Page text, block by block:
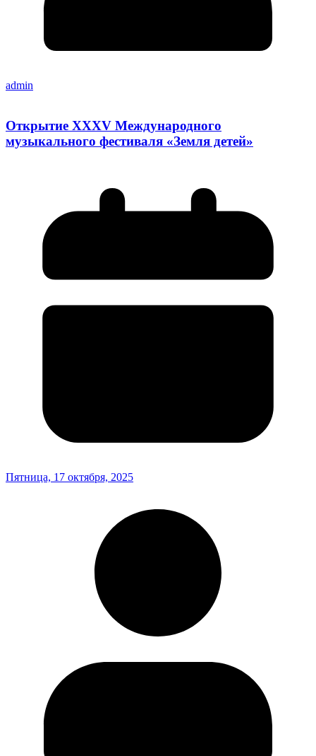
admin
Открытие XXXV Международного
музыкального фестиваля «Земля детей»
Пятница, 17 октября, 2025